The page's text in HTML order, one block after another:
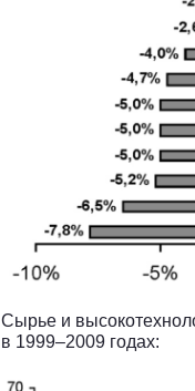
Сырье и
в 1999–2009 годах: